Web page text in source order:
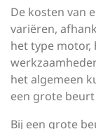
De kosten van
variëren,
het type motor,
het algemeen
een grote beurt
Bij een grote